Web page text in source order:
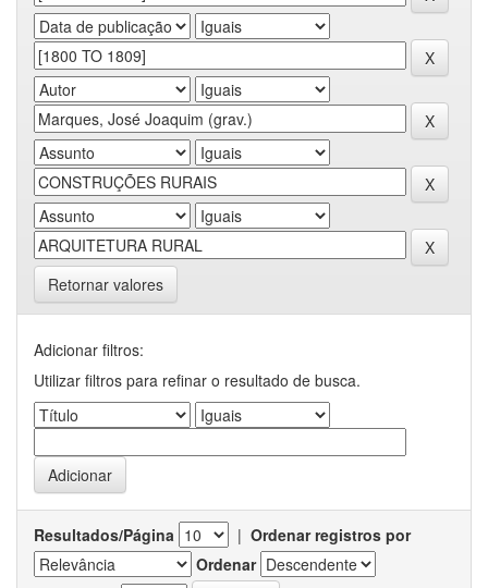
Retornar valores
Adicionar filtros:
Utilizar filtros para refinar o resultado de busca.
Resultados/Página | Ordenar registros por
Ordenar